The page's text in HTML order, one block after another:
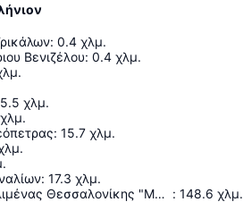
: 0.4 χλμ.
Βενιζέλου: 0.4 χλμ.
5.5 χλμ.
χλμ.
: 15.7 χλμ.
: 17.3 χλμ.
Διεθνής Κρατικός Αερολιμένας Θεσσαλονίκης "Μακεδονία" : 148.6 χλμ.